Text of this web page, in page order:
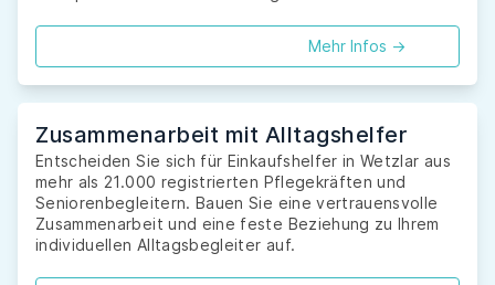
Mehr Infos ->
Zusammenarbeit mit Alltagshelfer
Entscheiden Sie sich für Einkaufshelfer in Wetzlar aus
mehr als 21.000 registrierten Pflegekräften und
Seniorenbegleitern. Bauen Sie eine vertrauensvolle
Zusammenarbeit und eine feste Beziehung zu Ihrem
individuellen Alltagsbegleiter auf.